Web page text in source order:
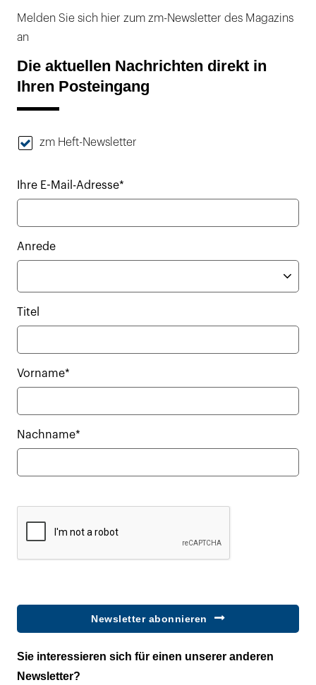
Melden Sie sich hier zum zm-Newsletter des Magazins
an
Die aktuellen Nachrichten direkt in
Ihren Posteingang
zm Heft-Newsletter
Ihre E-Mail-Adresse*
Anrede
Titel
Vorname*
Nachname*
Newsletter abonnieren
Sie interessieren sich für einen unserer anderen
Newsletter?